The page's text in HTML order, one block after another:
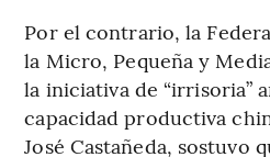
Por el contrario, la
la Micro, Pequeña y
la iniciativa de “irrisoria”
capacidad productiva
José Castañeda, sostuvo